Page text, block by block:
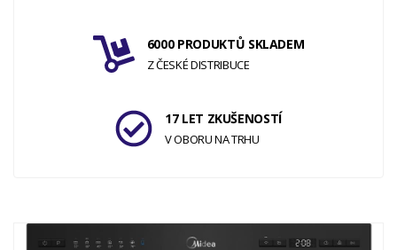
6000 PRODUKTŮ SKLADEM
Z ČESKÉ DISTRIBUCE
17 LET ZKUŠENOSTÍ
V OBORU NA TRHU